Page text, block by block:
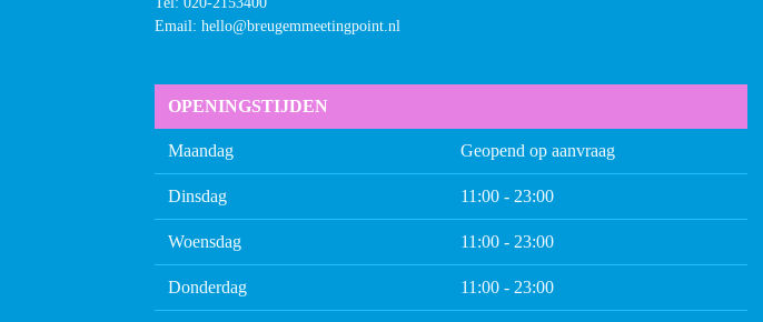
Email: hello@breugemmeetingpoint.nl
OPENINGSTIJDEN
Maandag Geopend op aanvraag
Dinsdag 11:00 - 23:00
Woensdag 11:00 - 23:00
Donderdag 11:00 - 23:00